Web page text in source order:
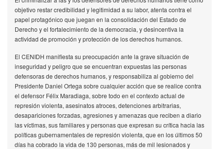
objetivo restar credibilidad y legitimidad a su labor, atenta contra el
papel protagónico que juegan en la consolidación del Estado de
Derecho y el fortalecimiento de la democracia, y desincentiva la
actividad de promoción y protección de los derechos humanos.
El CENIDH manifiesta su preocupación ante la grave situación de
inseguridad y peligro que se encuentran expuestas las personas
defensoras de derechos humanos, y responsabiliza al gobierno del
Presidente Daniel Ortega sobre cualquier acción que se realice contra
el defensor Félix Maradiaga, sobre todo en el contexto actual de
represión violenta, asesinatos atroces, detenciones arbitrarias,
desapariciones forzadas, agresiones y amenazas que reciben a diario
las víctimas, sus familiares y personas que expresan su crítica hacia las
políticas gubernamentales de represión violenta, que en los últimos 50
días ha cobrado la vida de 130 personas, más de mil lesionados y